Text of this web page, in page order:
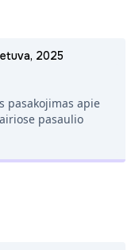
2025
pasakojimas apie
pasaulio